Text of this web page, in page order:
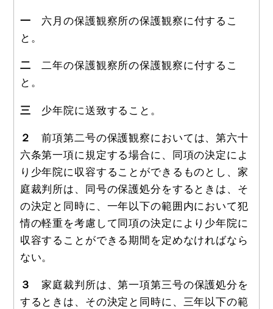
一 六月の保護観察所の保護観察に付するこ
と。
二 二年の保護観察所の保護観察に付するこ
と。
三 少年院に送致すること。
２
前項第二号の保護観察においては、第六十
六条第一項に規定する場合に、同項の決定によ
り少年院に収容することができるものとし、家
庭裁判所は、同号の保護処分をするときは、そ
の決定と同時に、一年以下の範囲内において犯
情の軽重を考慮して同項の決定により少年院に
収容することができる期間を定めなければなら
ない。
３
家庭裁判所は、第一項第三号の保護処分を
するときは、その決定と同時に、三年以下の範